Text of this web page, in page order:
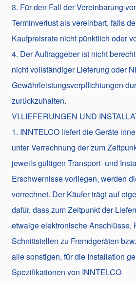
3. Für den Fall der Vereinbarung
Terminverlust als vereinbart, falls
Kaufpreisrate nicht pünktlich oder
4. Der Auftraggeber ist nicht
nicht vollständiger Lieferung oder
Gewährleistungsverpflichtungen
zurückzuhalten.
VI.LIEFERUNGEN UND
1. INNTELCO liefert die Geräte
unter Verrechnung der zum
jeweils gültigen Transport- und
Erschwernisse vorliegen, werden
verrechnet. Der Käufer trägt auf
dafür, dass zum Zeitpunkt der
etwaige elektronische Anschlüsse,
Schnittstellen zu Fremdgeräten
alle sonstigen, für die Installation
Spezifikationen von INNTELCO